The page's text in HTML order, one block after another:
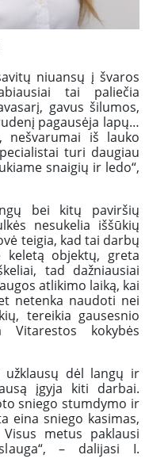
niuansų į švaros
tai paliečia
gavus šilumos,
pagausėja lapų…
nešvarumai iš lauko
turi daugiau
snaigių ir ledo“,
bei kitų paviršių
nesukelia iššūkių
teigia, kad tai darbų
keletą objektų, greta
tad dažniausiai
atlikimo laiką, kai
netenka naudoti nei
tereikia gausesnio
Vitarestos kokybės
užklausų dėl langų ir
įgyja kiti darbai.
sniego stumdymo ir
eina sniego kasimas,
metus paklausi
– dalijasi I.